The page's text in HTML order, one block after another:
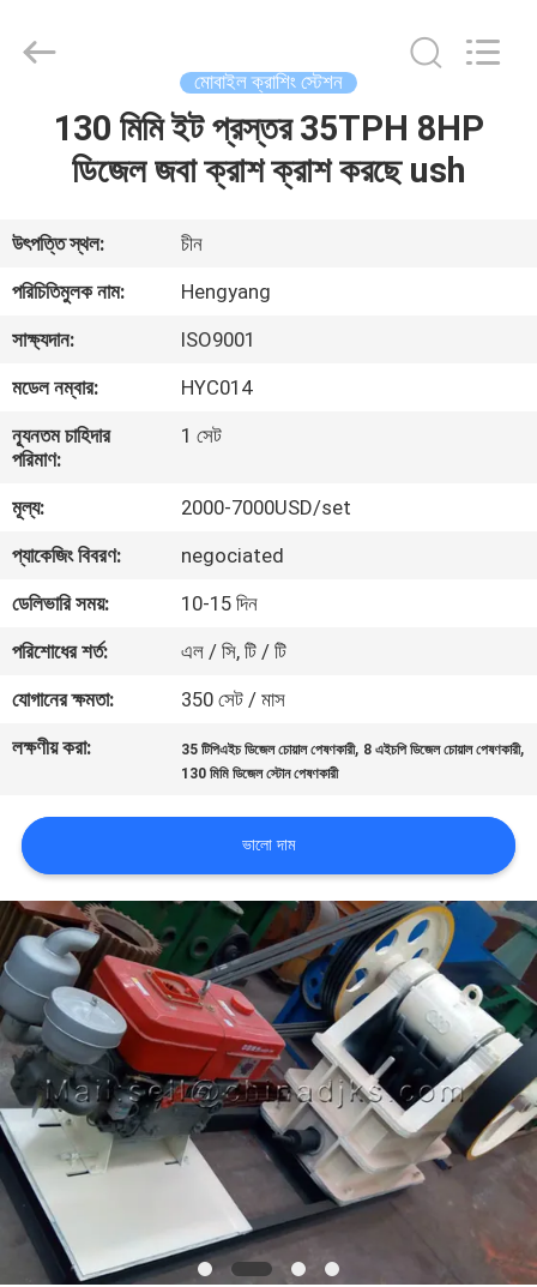
আমাদের
সম্পর্কে
কারখানা
ভ্রমণ
মান
নিয়ন্ত্রণ
যোগাযোগ
করুন
খবর
মামলা
সাইট
ম্যাপ
গোপনীয়তা
নীতি
Industrial
মোবাইল ক্রাশিং স্টেশন
130 মিমি ইট প্রস্তর 35TPH 8HP
ডিজেল জবা ক্রাশ ক্রাশ করছে ush
উৎপত্তি স্থল:
চীন
পরিচিতিমুলক নাম:
Hengyang
সাক্ষ্যদান:
ISO9001
মডেল নম্বার:
HYC014
ন্যূনতম চাহিদার
পরিমাণ:
1 সেট
মূল্য:
2000-7000USD/set
প্যাকেজিং বিবরণ:
negociated
ডেলিভারি সময়:
10-15 দিন
পরিশোধের শর্ত:
এল / সি, টি / টি
যোগানের ক্ষমতা:
350 সেট / মাস
লক্ষণীয় করা:
35 টিপিএইচ ডিজেল চোয়াল পেষণকারী, 8 এইচপি ডিজেল চোয়াল পেষণকারী,
130 মিমি ডিজেল স্টোন পেষণকারী
ভালো দাম